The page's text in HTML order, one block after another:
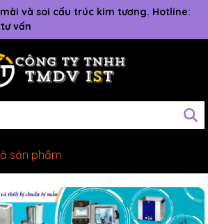
và soi cấu trúc kim tương. Hotline:
vấn
sản phẩm